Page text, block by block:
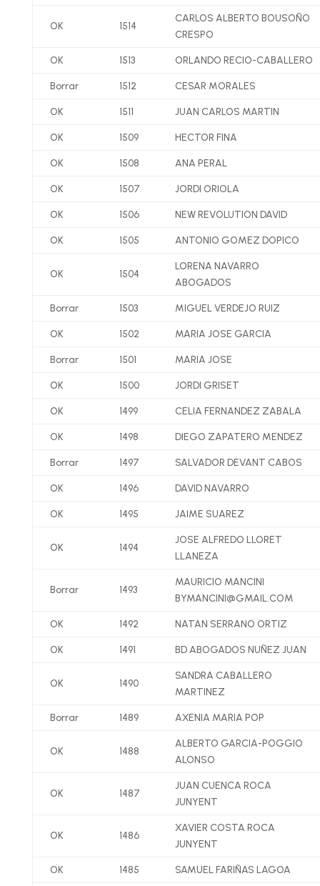
OK 1514
CARLOS ALBERTO BOUSOÑO
CRESPO
OK 1513 ORLANDO RECIO-CABALLERO
Borrar 1512 CESAR MORALES
OK 1511 JUAN CARLOS MARTIN
OK 1509 HECTOR FINA
OK 1508 ANA PERAL
OK 1507 JORDI ORIOLA
OK 1506 NEW REVOLUTION DAVID
OK 1505 ANTONIO GOMEZ DOPICO
OK 1504
LORENA NAVARRO
ABOGADOS
Borrar 1503 MIGUEL VERDEJO RUIZ
OK 1502 MARIA JOSE GARCIA
Borrar 1501 MARIA JOSE
OK 1500 JORDI GRISET
OK 1499 CELIA FERNANDEZ ZABALA
OK 1498 DIEGO ZAPATERO MENDEZ
Borrar 1497 SALVADOR DEVANT CABOS
OK 1496 DAVID NAVARRO
OK 1495 JAIME SUAREZ
OK 1494
JOSE ALFREDO LLORET
LLANEZA
Borrar 1493
MAURICIO MANCINI
BYMANCINI@GMAIL.COM
OK 1492 NATAN SERRANO ORTIZ
OK 1491 BD ABOGADOS NUÑEZ JUAN
OK 1490
SANDRA CABALLERO
MARTINEZ
Borrar 1489 AXENIA MARIA POP
OK 1488
ALBERTO GARCIA-POGGIO
ALONSO
OK 1487
JUAN CUENCA ROCA
JUNYENT
OK 1486
XAVIER COSTA ROCA
JUNYENT
OK 1485 SAMUEL FARIÑAS LAGOA